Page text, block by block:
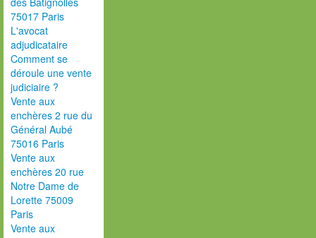
75017 Paris
L'avocat
adjudicataire
Comment se
déroule une vente
judiciaire ?
Vente aux
enchères 2 rue du
Général Aubé
75016 Paris
Vente aux
enchères 20 rue
Notre Dame de
Lorette 75009
Paris
Vente aux